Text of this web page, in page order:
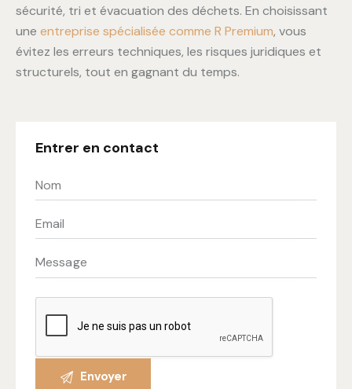
sécurité, tri et évacuation des déchets. En choisissant
une entreprise spécialisée comme R Premium, vous
évitez les erreurs techniques, les risques juridiques et
structurels, tout en gagnant du temps.
Entrer en contact